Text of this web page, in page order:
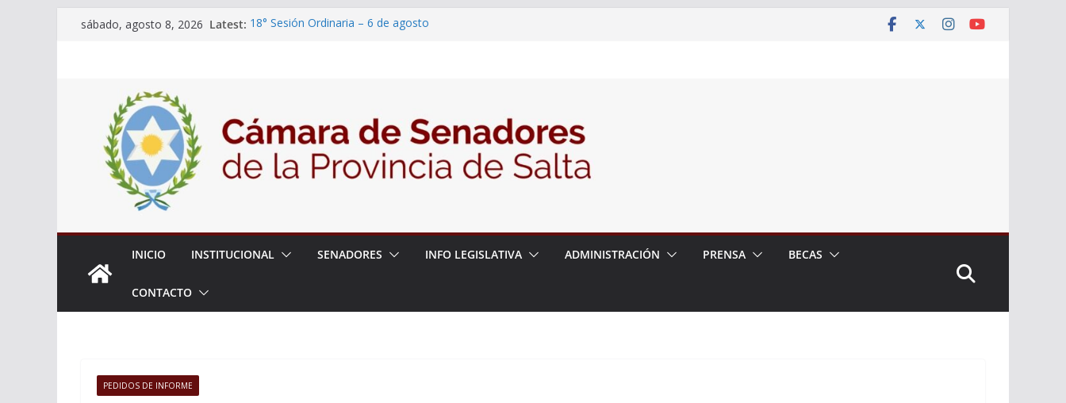
sábado, agosto 8, 2026 Latest: 18° Sesión Ordinaria – 6 de agosto
Expte. Nº 90-34.516/2026 – 06/08/26 – Créase el Ente Salteño
de Protección y Control Vegetal
INICIO INSTITUCIONAL SENADORES INFO LEGISLATIVA ADMINISTRACIÓN PRENSA BECAS
CONTACTO
PEDIDOS DE INFORME